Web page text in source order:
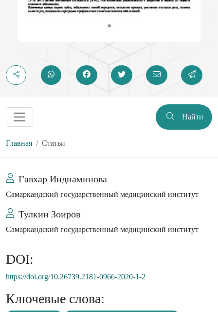
Найти
Главная Статьи
Гавхар Индиаминова
Самаркандский государственный медицинский институт
Тулкин Зоиров
Самаркандский государственный медицинский институт
DOI:
https://doi.org/10.26739.2181-0966-2020-1-2
Ключевые слова: